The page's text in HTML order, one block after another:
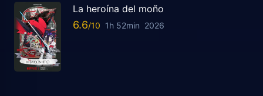
La heroína del moño
6.6 1h 52min 2026